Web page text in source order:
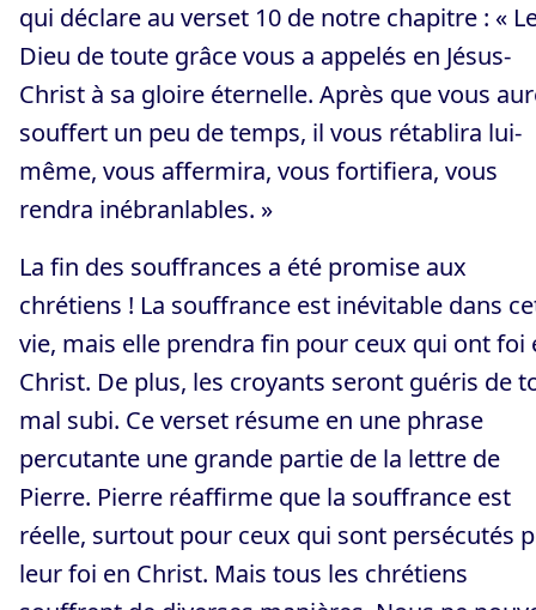
qui déclare au verset 10 de notre chapitre : «
Dieu de toute grâce vous a appelés en Jésus-
Christ à sa gloire éternelle. Après que vous
souffert un peu de temps, il vous rétablira lui-
même, vous affermira, vous fortifiera, vous
rendra inébranlables. »
La fin des souffrances a été promise aux
chrétiens ! La souffrance est inévitable dans
vie, mais elle prendra fin pour ceux qui ont foi
Christ. De plus, les croyants seront guéris de
mal subi. Ce verset résume en une phrase
percutante une grande partie de la lettre de
Pierre. Pierre réaffirme que la souffrance est
réelle, surtout pour ceux qui sont persécutés
leur foi en Christ. Mais tous les chrétiens